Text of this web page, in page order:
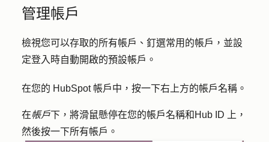
管理帳戶
檢視您可以存取的所有帳戶、釘選常用的帳戶，並設
定登入時自動開啟的預設帳戶。
在您的 HubSpot 帳戶中，按一下右上方的帳戶名稱 。
在帳戶下，將滑鼠懸停在您的帳戶名稱和 Hub ID 上，
然後按一下所有帳戶 。